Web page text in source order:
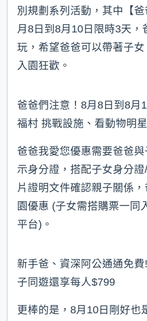
別規劃系列活動，其中【
月8日到8月10日限時3天，
玩，希望爸爸可以帶著子
入園狂歡。
爸爸們注意！8月8日到8月
福村 挑戰設施、看動物明星
爸爸我愛您優惠需要爸爸
示身分證，搭配子女身分
片證明文件確認親子關係
園優惠 (子女需搭購票一同
平台)。
新手爸、資深阿公通通免
子同遊還享每人$799
更棒的是，8月10日剛好也